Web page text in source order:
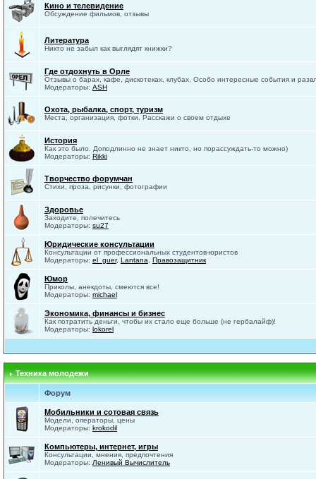
Кино и телевидение
Обсуждение фильмов, отзывы
Литература
Никто не забыл как выглядят книжки?
Где отдохнуть в Орле
Отзывы о барах, кафе, дискотеках, клубах. Особо интересные события и
Модераторы: ASH
Охота, рыбалка, спорт, туризм
Места, организация, фотки. Расскажи о своем отдыхе
История
Как это было. Доподлинно не знает никто, но порассуждать-то можно)
Модераторы: Rikki
Творчество форумчан
Стихи, проза, рисунки, фотографии
Здоровье
Заходите, полечитесь
Модераторы: su27
Юридические консультации
Консультации от профессиональных студентов-юристов
Модераторы: el_guer, Lantana Правозащитник
Юмор
Приколы, анекдоты, смеются все!
Модераторы: michael
Экономика, финансы и бизнес
Как потратить деньги, чтобы их стало еще больше (не гербалайф)!
Модераторы: lokorel
Техника молодежи
Форум
Мобильники и сотовая связь
Модели, операторы, цены
Модераторы: krokodil
Компьютеры, интернет, игры
Консультации, мнения, предпочтения
Модераторы: Ленивый Вычислитель